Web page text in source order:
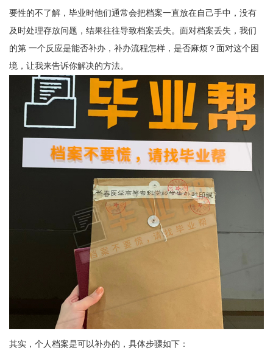
要性的不了解，毕业时他们通常会把档案一直放在自己手中，没有
及时处理存放问题，结果往往导致档案丢失。面对档案丢失，我们
的第 一个反应是能否补办，补办流程怎样，是否麻烦？面对这个困
境，让我来告诉你解决的方法。
其实，个人档案是可以补办的，具体步骤如下：